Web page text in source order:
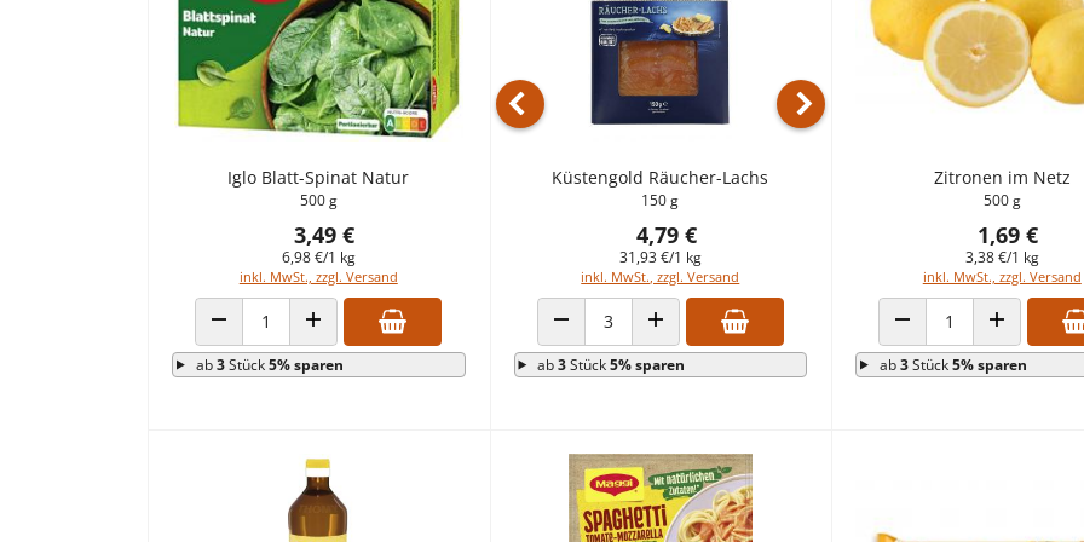
Iglo Blatt-Spinat Natur
500 g
3,49 €
6,98 €/1 kg
inkl. MwSt., zzgl. Versand
ANZAHL VERRINGERNANZAHL ERHÖHEN
ab3Stück5% sparen
Küstengold Räucher-Lachs
150 g
4,79 €
31,93 €/1 kg
inkl. MwSt., zzgl. Versand
ANZAHL VERRINGERNANZAHL ERHÖHEN
ab3Stück5% sparen
Jeden Tag
250 g
4,49 €
17,96 €/1 kg
inkl. MwSt., zzgl. Versand
ANZAHL VERRINGERN
ANZAHL
ab3Stück5% sparen
Vorheriges Produkt
Nächstes Produkt
Zitronen im Netz
500 g
1,69 €
3,38 €/1 kg
inkl. MwSt., zzgl. Versand
ANZAHL VERRINGERN
ANZAHL
ab3Stück5% sparen